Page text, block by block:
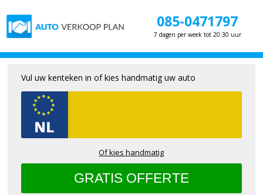
085-0471797
7 dagen per week tot 20:30 uur
Vul uw kenteken in of kies handmatig uw auto
Of kies handmatig